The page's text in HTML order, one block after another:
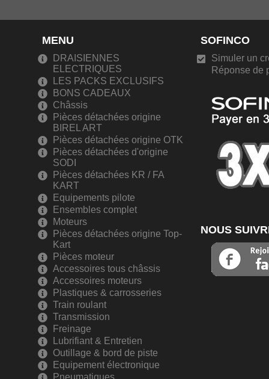
MENU
DRAISIENNES
ELECTRIQUES
LES PACKS EXCLUSIFS
BONS CADEAUX
Châssis
Pièces détachées origine
BIREL ART
Pièces détachées origine OTK
Pièces détachées d'origine
SODI
Pièces détachées KR / FA
KART
Equipements pilote
Ensembles complet
Moteurs
Pièces détachées origine Top-
Kart
Pièces moteur
Accessoires tous châssis
Accessoires moteurs
Plastiques & carrosseries
Train roulant
Transmission
Freinage
Lubrifiant & Entretien
Outillage & bord de piste
Equipement électronique
Pneumatiques
SOFINCO
Simuler un
Réponse de
NOUS